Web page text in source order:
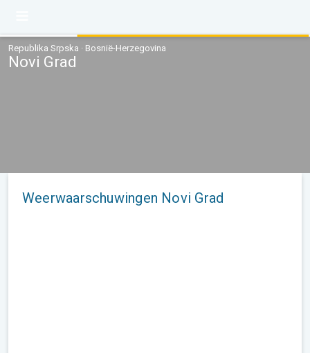
Republika Srpska · Bosnië-Herzegovina
Novi Grad
Weerwaarschuwingen Novi Grad